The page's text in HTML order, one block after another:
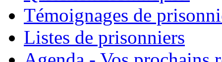
Témoignages de
Listes de prisonniers